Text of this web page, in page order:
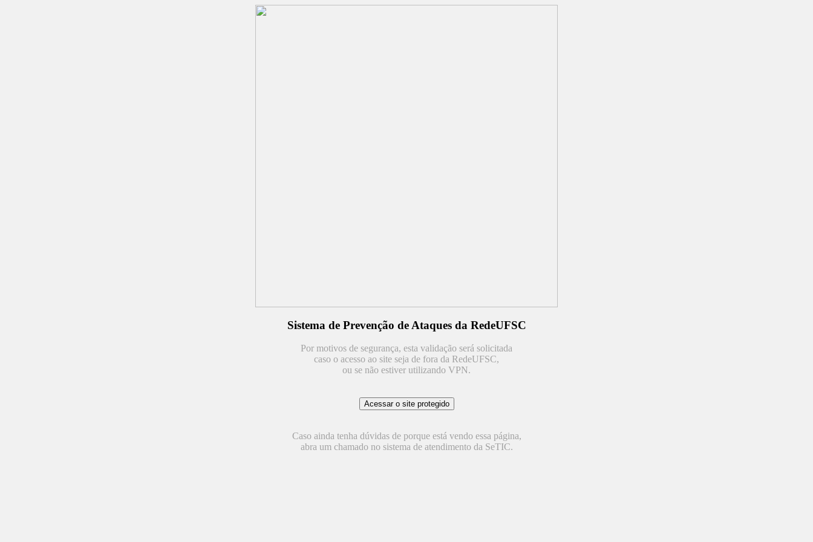
Sistema de Prevenção de Ataques da RedeUFSC
Por motivos de segurança, esta validação será solicitada
caso o acesso ao site seja de fora da RedeUFSC,
ou se não estiver utilizando VPN.
Caso ainda tenha dúvidas de porque está vendo essa página,
abra um chamado no sistema de atendimento da SeTIC.